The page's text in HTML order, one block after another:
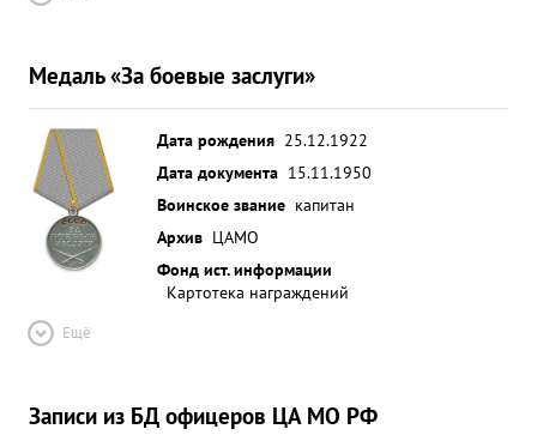
Медаль «За боевые заслуги»
Дата рождения 25.12.1922
Дата документа 15.11.1950
Воинское звание капитан
Архив ЦАМО
Фонд ист. информации
Картотека награждений
Ещё
Записи из БД офицеров ЦА МО РФ